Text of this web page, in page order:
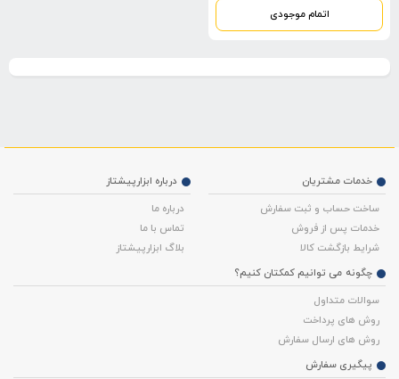
اتمام موجودی
درباره ابزارپیشتاز
درباره ما
تماس با ما
بلاگ ابزارپیشتاز
خدمات مشتریان
ساخت حساب و ثبت سفارش
خدمات پس از فروش
شرایط بازگشت کالا
چگونه می توانیم کمکتان کنیم؟
سوالات متداول
روش های پرداخت
روش های ارسال سفارش
پیگیری سفارش